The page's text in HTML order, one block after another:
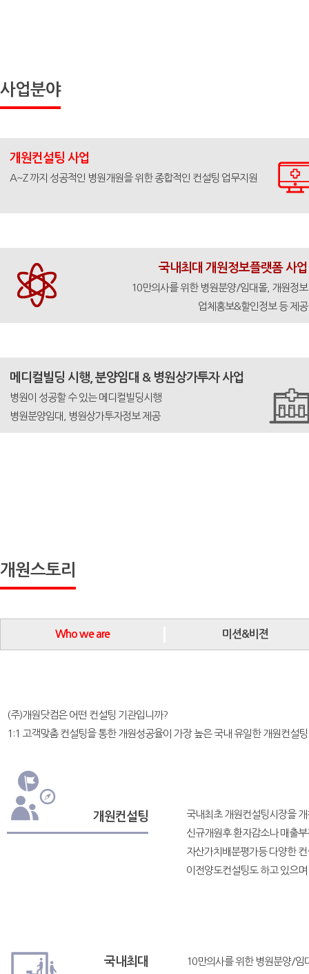
사업분야
개원컨설팅 사업
A~Z 까지 성공적인 병원개원을 위한 종합적인 컨설팅 업무지원
국내최대 개원정보플랫폼 사업
10만의사를 위한 병원분양/임대몰, 개원정보
업체홍보&할인정보 등 제공
메디컬빌딩 시행, 분양임대 & 병원상가투자 사업
병원이 성공할 수 있는 메디컬빌딩시행
병원분양임대, 병원상가투자정보 제공
개원스토리
Who we are 미션&비젼
(주)개원닷컴은 어떤 컨설팅 기관입니까?
1:1 고객맞춤 컨설팅을 통한 개원성공율이 가장 높은 국내 유일한 개원컨설
개원컨설팅
국내최초 개원컨설팅시장을
신규개원후 환자감소나 매출
자산가치배분평가등 다양한
이전양도컨설팅도 하고 있으
국내최대 10만의사를 위한 병원분양/임